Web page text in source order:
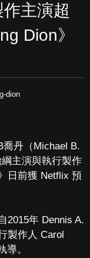
主演超
Dion》
喬丹（Michael B.
主演與執行製作
日前獲 Netflix 預
2015年 Dennis A.
製作人 Carol
導。